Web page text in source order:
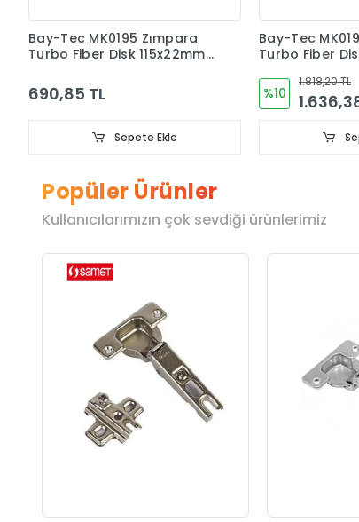
Bay-Tec MK0195 Zımpara
Turbo Fiber Disk 115x22mm
690,85 TL
Sepete Ekle
Bay-Tec
Turbo Fiber
%10
1.818,20 TL
Popüler Ürünler
Kullanıcılarımızın çok sevdiği ürünlerimiz